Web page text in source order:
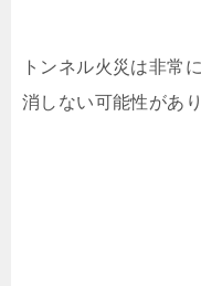
トンネル火災は非常
消しない可能性があり